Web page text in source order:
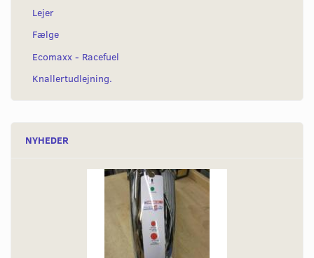
Lejer
Fælge
Ecomaxx - Racefuel
Knallertudlejning.
NYHEDER